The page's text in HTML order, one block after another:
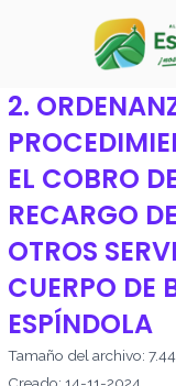
2.
EL COBRO
RECARGO
OTROS
CUERPO DE
ESPÍNDOLA
Tamaño del archivo: